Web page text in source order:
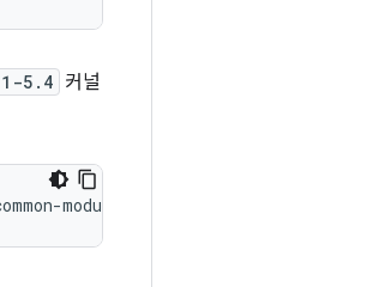
5.4 커널
modules/virtual-device/